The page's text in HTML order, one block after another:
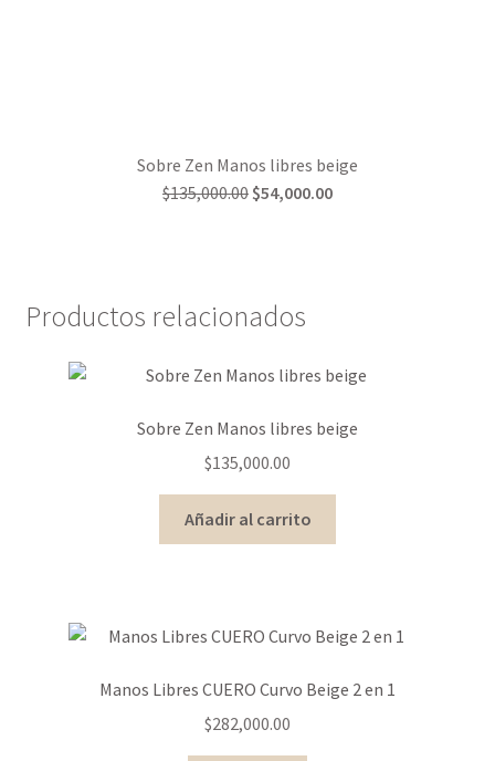
Sobre Zen Manos libres beige
$135,000.00 $54,000.00
Productos relacionados
Sobre Zen Manos libres beige
$135,000.00
Añadir al carrito
Manos Libres CUERO Curvo Beige 2 en 1
$282,000.00